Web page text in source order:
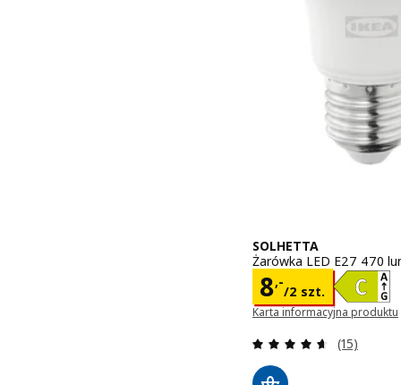
SOLHETTA
Żarówka LED E27 470
8,-
/2 szt.
Cena 8,-/2
Karta informacyjna produktu
(15)